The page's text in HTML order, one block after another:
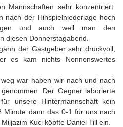
Mannschaften sehr konzentriert.
nach der Hinspielniederlage hoch
und auch weil man den
diesen Donnerstagabend.
der Gastgeber sehr druckvoll;
es kam nichts Nennenswertes
war haben wir nach und nach
Der Gegner laborierte
unsere Hintermannschaft kein
Minute dann das 0-1 für uns nach
Kuci köpfte Daniel Till ein.